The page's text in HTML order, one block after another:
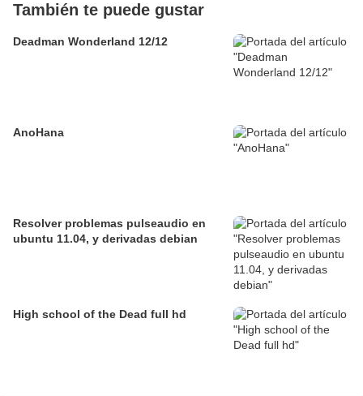
También te puede gustar
Deadman Wonderland 12/12
AnoHana
Resolver problemas pulseaudio en
ubuntu 11.04, y derivadas debian
High school of the Dead full hd